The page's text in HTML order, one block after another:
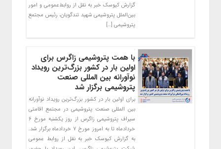
گزارش کیوسک خبر به نقل از روابط‌عمومی و امور
بین‌الملل پتروشیمی شهید تندگویان، رئیس مجتمع
پتروشیمی […]
با همت پتروشیمی زاگرس برای
اولین بار در کشور بزرگ‌ترین رویداد
نوآورانه بین المللی صنعت
پتروشیمی برگزار شد
برای اولین بار در کشور بزرگ‌ترین رویداد نوآورانه
بین المللی صنعت پتروشیمی در مجتمع اقامتی
سیراف پتروشیمی زاگرس از روز یکشنبه مورخ ۶
خردادماه تا به امروز مورخ ۷ خردادماه برگزار شد.
به گزارش کیوسک خبر به نقل از روابط عمومی